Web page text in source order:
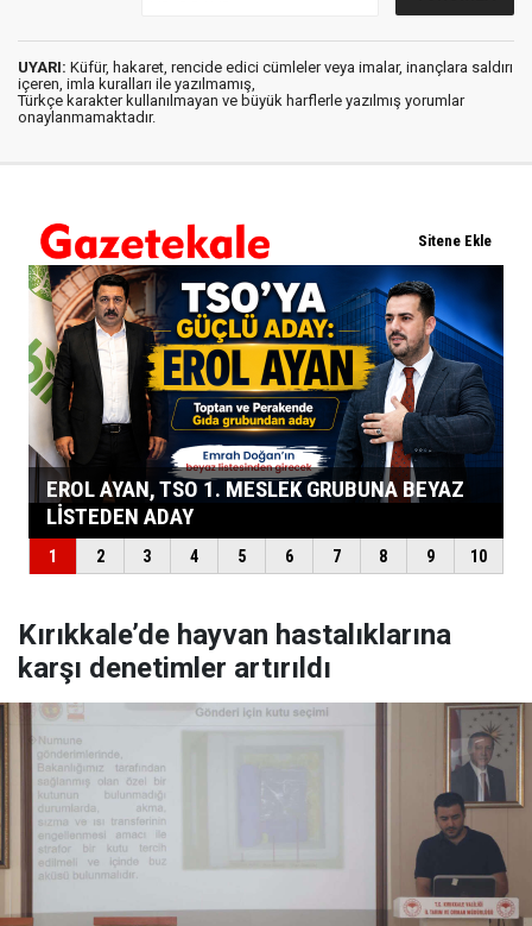
UYARI: Küfür, hakaret, rencide edici cümleler veya imalar, inançlara saldırı
içeren, imla kuralları ile yazılmamış,
Türkçe karakter kullanılmayan ve büyük harflerle yazılmış yorumlar
onaylanmamaktadır.
Kırıkkale’de hayvan hastalıklarına
karşı denetimler artırıldı